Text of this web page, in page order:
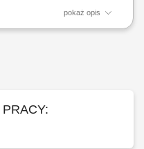
pokaż opis
przeglądów